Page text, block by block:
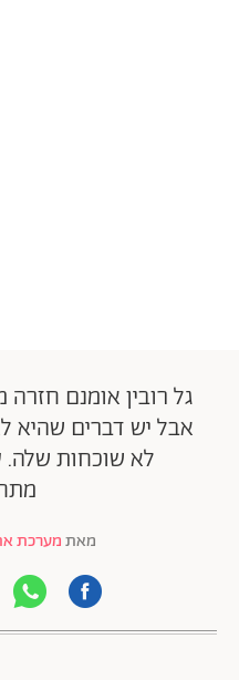
גל רובין אומנם
אבל יש דברים שהיא
לא שוכחות
מאתמערכת